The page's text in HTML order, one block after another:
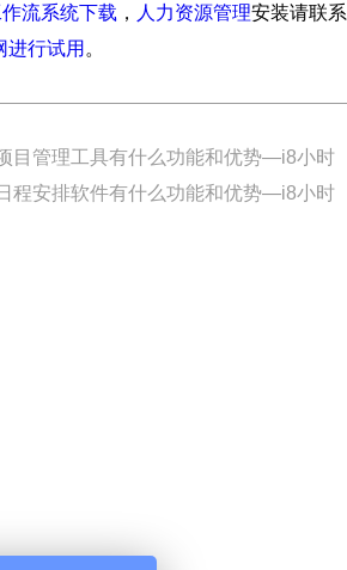
流系统下载 ， 人力资源管理安装请联系
进行试用 。
目管理工具有什么功能和优势—i8小时
程安排软件有什么功能和优势—i8小时